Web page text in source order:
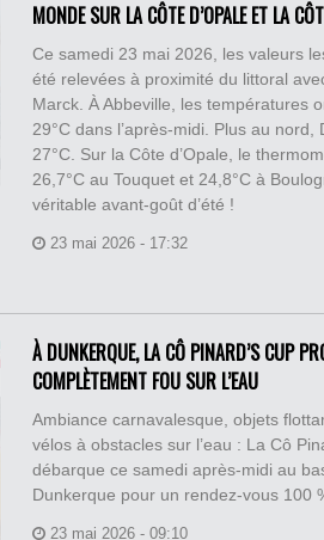
MONDE SUR LA CÔTE D’OPALE ET LA
Ce samedi 23 mai 2026, les valeurs
été relevées à proximité du littoral
Marck. À Abbeville, les températures
29°C dans l’après-midi. Plus au
27°C. Sur la Côte d’Opale, le
26,7°C au Touquet et 24,8°C à
véritable avant-goût d’été !
23 mai 2026 - 17:32
À DUNKERQUE, LA CÔ PINARD’S CUP
COMPLÈTEMENT FOU SUR L’EAU
Ambiance carnavalesque, objets
vélos à obstacles sur l’eau : La Cô
débarque ce samedi après-midi au
Dunkerque pour un rendez-vous 100
23 mai 2026 - 09:10